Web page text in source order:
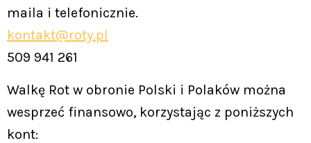
maila i telefonicznie.
kontakt@roty.pl
509 941 261
Walkę Rot w obronie Polski i Polaków można
wesprzeć finansowo, korzystając z poniższych
kont: